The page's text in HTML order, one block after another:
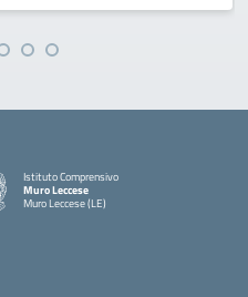
Istituto Comprensivo
Muro Leccese
Muro Leccese (LE)